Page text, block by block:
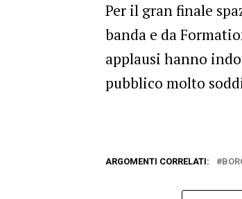
Per il gran finale
banda e da
applausi hanno
pubblico molto
ARGOMENTI CORRELATI: